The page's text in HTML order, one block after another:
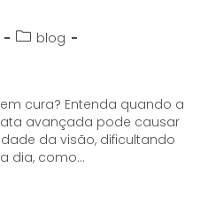
blog
cura? Entenda quando a
avançada pode causar
da visão, dificultando
dia, como…